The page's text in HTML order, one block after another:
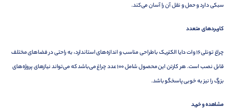
سبکی دارد و حمل و نقل آن را آسان می‌کند.
کاربردهای متعدد
چراغ تونلی 16 وات دایا الکتریک با طراحی مناسب و اندازه‌های استاندارد، به راحتی در فضاهای مختلف
قابل نصب است. هر کارتن این محصول شامل 100 عدد چراغ می‌باشد که می‌تواند نیازهای پروژه‌های
بزرگ را نیز به خوبی پاسخگو باشد.
مشاهده و خرید